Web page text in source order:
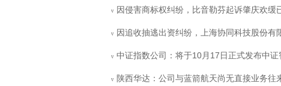
v 因侵害商标权纠纷，比音勒芬起诉肇庆欢缓
v 因追收抽逃出资纠纷，上海协同科技股份有
v 中证指数公司：将于10月17日正式发布中
v 陕西华达：公司与蓝箭航天尚无直接业务往